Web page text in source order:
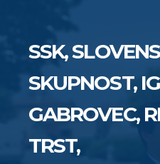
SSK,
SKUPNOST,
GABROVEC,
TRST,